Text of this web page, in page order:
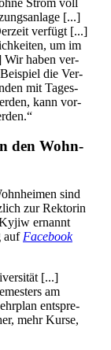
[...]
verfügt [...]
um im
Wir haben ver­
Bei­spiel die Ver­
mit Tages­
kann vor­
den Wohn­
sind
zur Rek­to­rin
ernannt
auf Face­book
[...]
am
ent­spre­
mehr Kurse,